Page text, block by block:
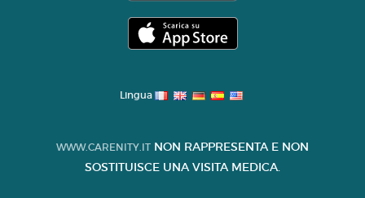
Lingua
WWW.CARENITY.IT NON RAPPRESENTA E NON
SOSTITUISCE UNA VISITA MEDICA.